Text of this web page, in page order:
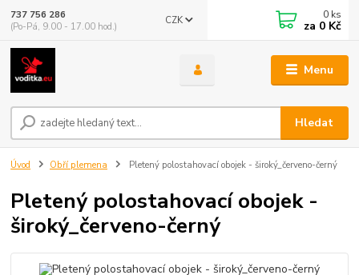
Menu
CZK
Hledat
737 756 286
(Po-Pá, 9.00 - 17.00 hod.)
0 ks
za 0 Kč
Úvod Obří plemena Pletený polostahovací obojek - široký_červeno-černý
Pletený polostahovací obojek -
široký_červeno-černý